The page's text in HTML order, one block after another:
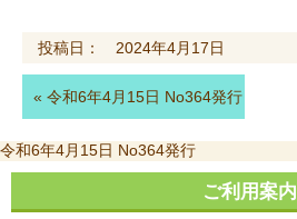
投稿日： 2024年4月17日
« 令和6年4月15日 No364発行
投
稿
ビ
令和6年4月15日 No364発行
ご利用案内